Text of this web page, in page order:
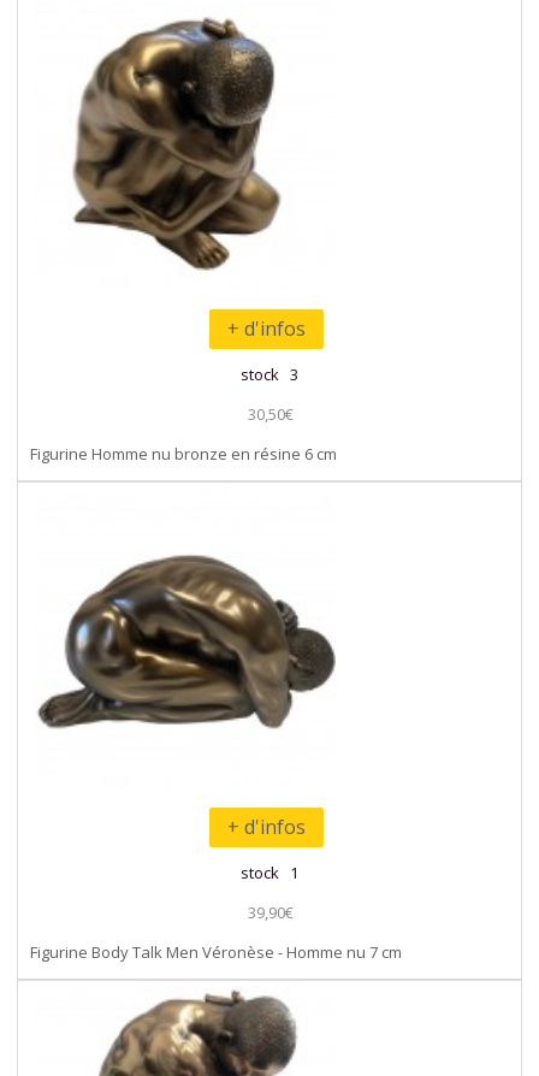
+ d'infos
stock 3
30,50€
Figurine Homme nu bronze en résine 6 cm
+ d'infos
stock 1
39,90€
Figurine Body Talk Men Véronèse - Homme nu 7 cm